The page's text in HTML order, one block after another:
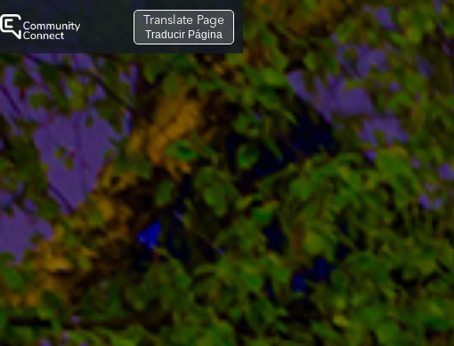
Translate Page
Traducir Página